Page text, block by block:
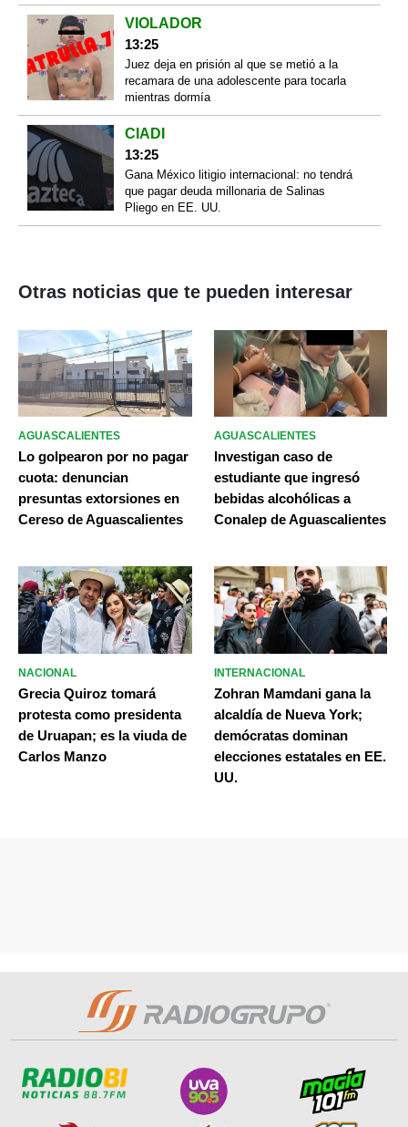
VIOLADOR
13:25
Juez deja en prisión al que se metió a la
recamara de una adolescente para tocarla
mientras dormía
CIADI
13:25
Gana México litigio internacional: no tendrá
que pagar deuda millonaria de Salinas
Pliego en EE. UU.
Otras noticias que te pueden interesar
AGUASCALIENTES
Lo golpearon por no pagar
cuota: denuncian
presuntas extorsiones en
Cereso de Aguascalientes
AGUASCALIENTES
Investigan caso de
estudiante que ingresó
bebidas alcohólicas a
Conalep de Aguascalientes
NACIONAL
Grecia Quiroz tomará
protesta como presidenta
de Uruapan; es la viuda de
Carlos Manzo
INTERNACIONAL
Zohran Mamdani gana la
alcaldía de Nueva York;
demócratas dominan
elecciones estatales en EE.
UU.